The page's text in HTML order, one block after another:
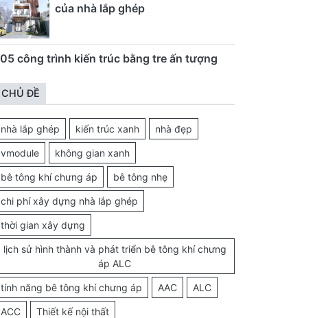
của nhà lắp ghép
05 công trình kiến trúc bằng tre ấn tượng
CHỦ ĐỀ
nhà lắp ghép kiến trúc xanh nhà đẹp
vmodule không gian xanh
bê tông khí chưng áp bê tông nhẹ
chi phí xây dựng nhà lắp ghép
thời gian xây dựng
lịch sử hình thành và phát triển bê tông khí chưng
áp ALC
tính năng bê tông khí chưng áp AAC ALC
ACC Thiết kế nội thất